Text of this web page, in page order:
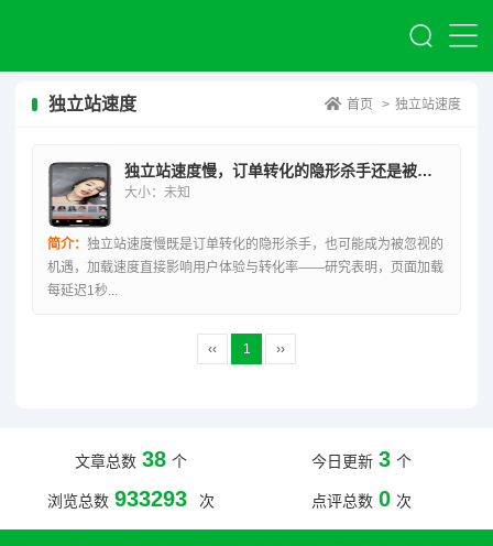
独立站速度 首页 > 独立站速度
独立站速度慢，订单转化的隐形杀手还是被忽视的机遇？
大小：未知
简介： 独立站速度慢既是订单转化的隐形杀手，也可能成为被忽视的
机遇，加载速度直接影响用户体验与转化率——研究表明，页面加载
每延迟1秒...
‹‹ 1 ››
文章总数 38 个 今日更新 3 个
浏览总数 933293 次 点评总数 0 次